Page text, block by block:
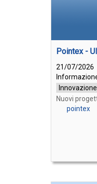
Pointex -
21/07/2026
Nuovi
pointex